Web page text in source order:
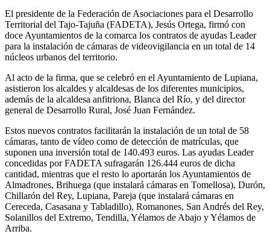
El presidente de la Federación de Asociaciones para el Desarrollo
Territorial del Tajo-Tajuña (FADETA), Jesús Ortega, firmó con
doce Ayuntamientos de la comarca los contratos de ayudas Leader
para la instalación de cámaras de videovigilancia en un total de 14
núcleos urbanos del territorio.
Al acto de la firma, que se celebró en el Ayuntamiento de Lupiana,
asistieron los alcaldes y alcaldesas de los diferentes municipios,
además de la alcaldesa anfitriona, Blanca del Río, y del director
general de Desarrollo Rural, José Juan Fernández.
Estos nuevos contratos facilitarán la instalación de un total de 58
cámaras, tanto de vídeo como de detección de matrículas, que
suponen una inversión total de 140.493 euros. Las ayudas Leader
concedidas por FADETA sufragarán 126.444 euros de dicha
cantidad, mientras que el resto lo aportarán los Ayuntamientos de
Almadrones, Brihuega (que instalará cámaras en Tomellosa), Durón,
Chillarón del Rey, Lupiana, Pareja (que instalará cámaras en
Cereceda, Casasana y Tabladillo), Romanones, San Andrés del Rey,
Solanillos del Extremo, Tendilla, Yélamos de Abajo y Yélamos de
Arriba.